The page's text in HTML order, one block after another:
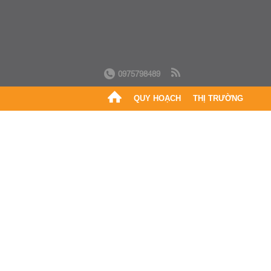
0975798489
QUY HOẠCH THỊ TRƯỜNG